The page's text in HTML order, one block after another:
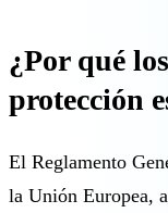
🇪🇸 ES
¿Por qué
protección
El Reglamento
la Unión Europea,